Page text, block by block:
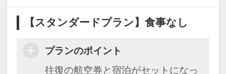
【スタンダードプラン】食事なし
プランのポイント
往復の航空券と宿泊がセットになっ